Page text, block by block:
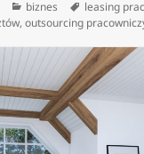
Kategorie
biznes Tagi
leasing
,outsourcing